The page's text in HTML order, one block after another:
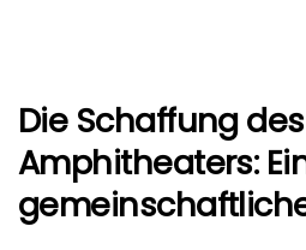
Die Schaffung des
Amphitheaters: